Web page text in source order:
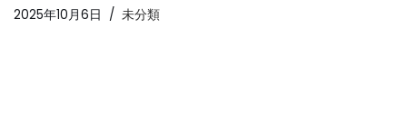
プ
2025年10月6日 未分類